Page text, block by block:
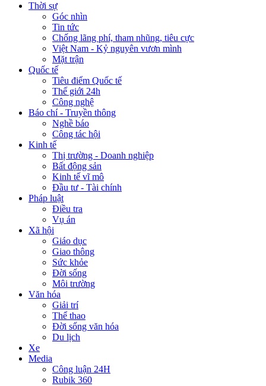
Thời sự
Góc nhìn
Tin tức
Chống lãng phí, tham nhũng, tiêu cực
Việt Nam - Kỷ nguyên vươn mình
Mặt trận
Quốc tế
Tiêu điểm Quốc tế
Thế giới 24h
Công nghệ
Báo chí - Truyền thông
Nghề báo
Công tác hội
Kinh tế
Thị trường - Doanh nghiệp
Bất động sản
Kinh tế vĩ mô
Đầu tư - Tài chính
Pháp luật
Điều tra
Vụ án
Xã hội
Giáo dục
Giao thông
Sức khỏe
Đời sống
Môi trường
Văn hóa
Giải trí
Thể thao
Đời sống văn hóa
Du lịch
Xe
Media
Công luận 24H
Rubik 360